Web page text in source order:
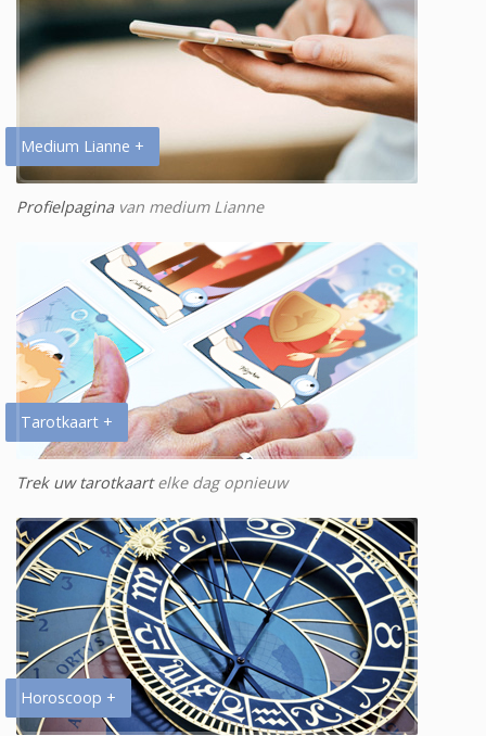
Medium Lianne +
Profielpaginavan medium Lianne
Tarotkaart +
Trek uw tarotkaartelke dag opnieuw
Horoscoop +